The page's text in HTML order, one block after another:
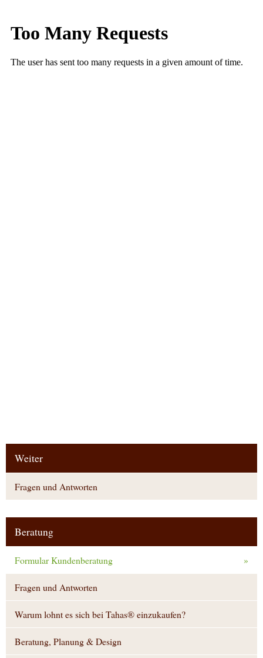
Weiter
Fragen und Antworten
Beratung
Formular Kundenberatung »
Fragen und Antworten
Warum lohnt es sich bei Tahas® einzukaufen?
Beratung, Planung & Design